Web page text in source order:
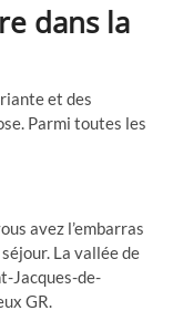
dans la
et des
Parmi toutes les
avez l’embarras
La vallée de
Jacques-de-
GR.